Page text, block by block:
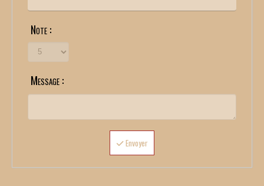
Note :
Message :
Envoyer